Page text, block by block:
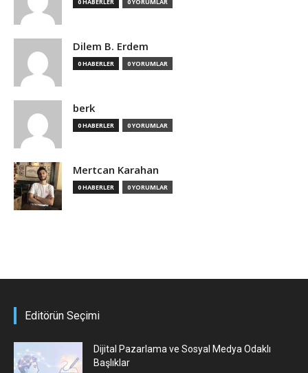
0 HABERLER 0 YORUMLAR
Dilem B. Erdem
0 HABERLER 0 YORUMLAR
berk
0 HABERLER 0 YORUMLAR
Mertcan Karahan
0 HABERLER 0 YORUMLAR
Editörün Seçimi
Dijital Pazarlama ve Sosyal Medya Odaklı
Başlıklar